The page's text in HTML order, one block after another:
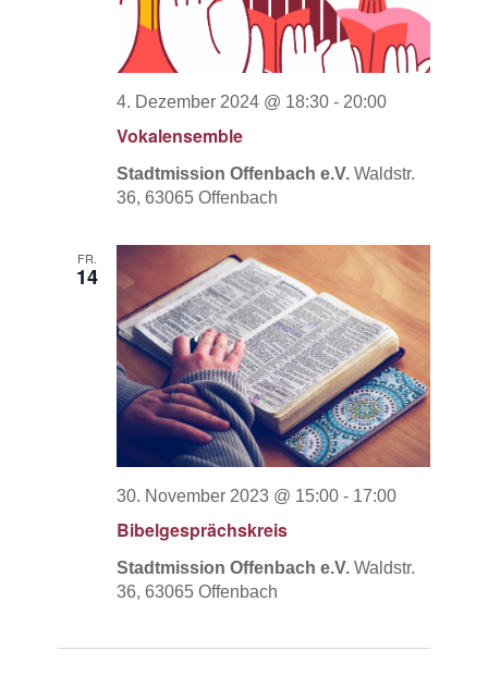
Vokalensemble
4. Dezember 2024 @ 18:30 - 20:00
Stadtmission Offenbach e.V.Waldstr.
36, 63065 Offenbach
FR.
14
Bibelgesprächskreis
30. November 2023 @ 15:00 - 17:00
Stadtmission Offenbach e.V.Waldstr.
36, 63065 Offenbach